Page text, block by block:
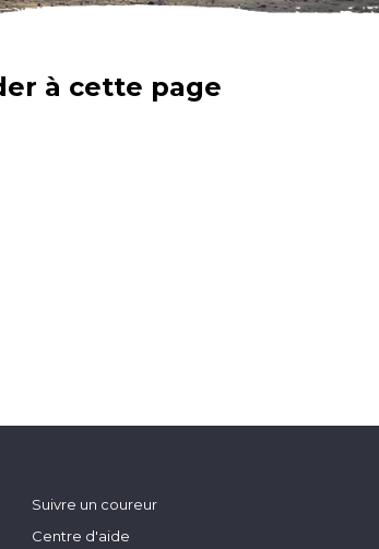
à cette page
Suivre un coureur
Centre d'aide